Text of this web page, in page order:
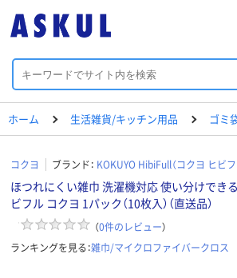
ホーム 生活雑貨/キッチン用品 ゴミ
コクヨ ブランド： KOKUYO HibiFull（コクヨ ヒビフ
ほつれにくい雑巾 洗濯機対応 使い分けでき
ビフル コクヨ 1パック（10枚入）（直送品）
（0件のレビュー）
ランキングを見る：雑巾/マイクロファイバークロス